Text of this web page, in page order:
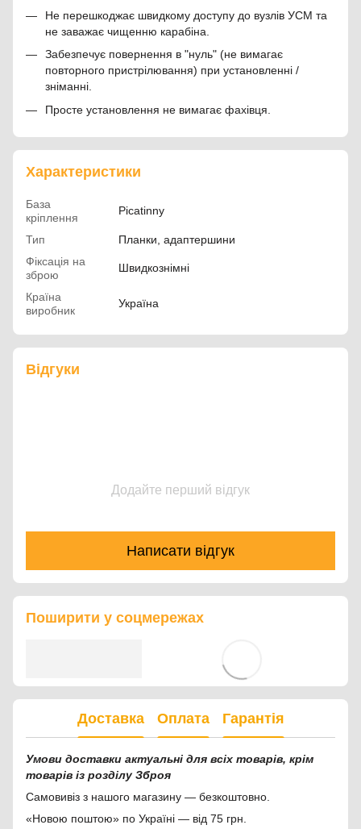
Не перешкоджає швидкому доступу до вузлів УСМ та
не заважає чищенню карабіна.
Забезпечує повернення в "нуль" (не вимагає
повторного пристрілювання) при установленні /
зніманні.
Просте установлення не вимагає фахівця.
Характеристики
База
кріплення
Picatinny
Тип
Планки, адаптершини
Фіксація на
зброю
Швидкознімні
Країна
виробник
Україна
Відгуки
Додайте перший відгук
Написати відгук
Поширити у соцмережах
Доставка Оплата Гарантія
Умови доставки актуальні для всіх товарів, крім
товарів із розділу Зброя
Самовивіз з нашого магазину — безкоштовно.
«Новою поштою» по Україні — від 75 грн.